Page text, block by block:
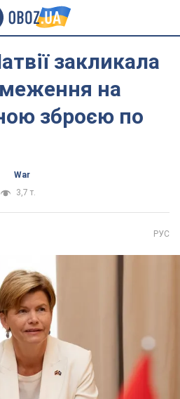
закликала
на
зброєю по
War
3,7 т.
РУС